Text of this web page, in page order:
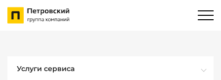
Услуги сервиса